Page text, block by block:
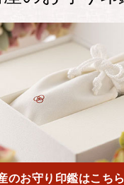
のお守り印鑑はこちら